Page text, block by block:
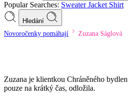
Popular Searches: SweaterJacket Shirt
Hledání
Novoročenky pomáhají Zuzana Ságlová
Zuzana je klientkou Chráněného
pouze na krátký čas, odložila.